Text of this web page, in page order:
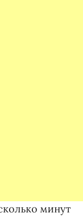
минут